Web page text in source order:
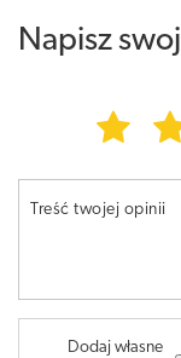
Napisz
Treść twojej opinii
Dodaj własne